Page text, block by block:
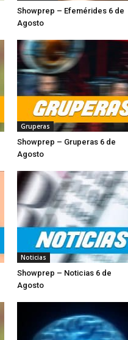
Showprep – Efemérides 6 de
Agosto
Gruperas
Showprep – Gruperas 6 de
Agosto
Noticias
Showprep – Noticias 6 de
Agosto